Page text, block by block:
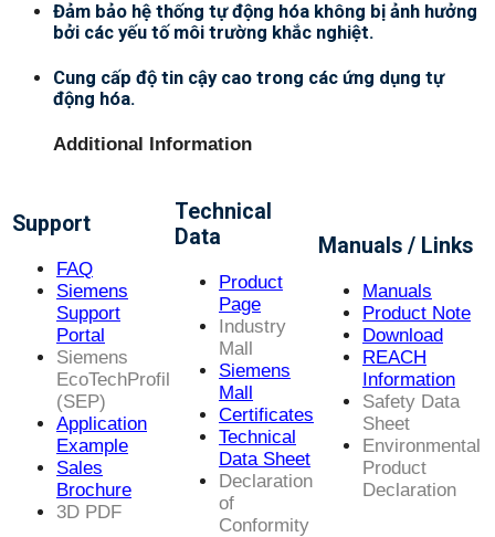
Đảm bảo hệ thống tự động hóa không bị ảnh hưởng
bởi các yếu tố môi trường khắc nghiệt.
Cung cấp độ tin cậy cao trong các ứng dụng tự
động hóa.
Additional Information
Support
FAQ
Siemens
Support
Portal
Siemens
EcoTechProfil
(SEP)
Application
Example
Sales
Brochure
3D PDF
Technical
Data
Product
Page
Industry
Mall
Siemens
Mall
Certificates
Technical
Data Sheet
Declaration
of
Conformity
Manuals / Links
Manuals
Product Note
Download
REACH
Information
Safety Data
Sheet
Environmental
Product
Declaration